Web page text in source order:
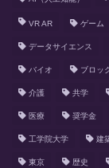
VR AR ゲーム
データサイエンス
バイオ ブロッ
介護 共学
医療 奨学金
工学院大学 建
東京 歴史